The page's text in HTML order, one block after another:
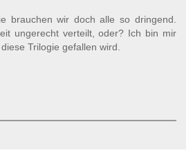
brauchen wir doch alle so dringend.
ungerecht verteilt, oder? Ich bin mir
Trilogie gefallen wird.